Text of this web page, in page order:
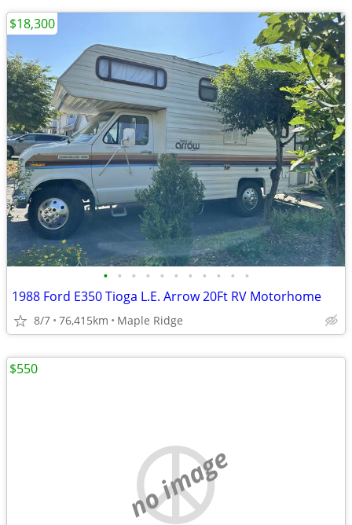
• • • • • • • • • • •
1988 Ford E350 Tioga L.E. Arrow 20Ft RV Motorhome
8/7 76,415km Maple Ridge
$18,300
no image
$550